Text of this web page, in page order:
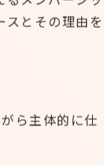
メンバーシッ
とその理由を
ら主体的に仕